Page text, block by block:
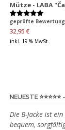
Mütze - LABA
Bewertet
mit5.00
von 5
geprüfte Bewertung
32,95 €
inkl. 19 % MwSt.
NEUESTE
Die B-Jacke ist
bequem,